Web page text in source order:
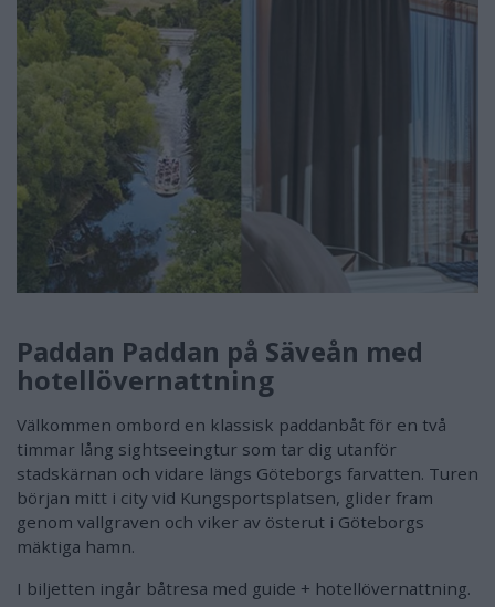
Paddan Paddan på Säveån med
hotellövernattning
Välkommen ombord en klassisk paddanbåt för en två
timmar lång sightseeingtur som tar dig utanför
stadskärnan och vidare längs Göteborgs farvatten. Turen
början mitt i city vid Kungsportsplatsen, glider fram
genom vallgraven och viker av österut i Göteborgs
mäktiga hamn.
I biljetten ingår båtresa med guide + hotellövernattning.